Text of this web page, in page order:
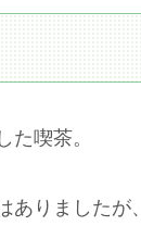
喫茶。
りましたが、